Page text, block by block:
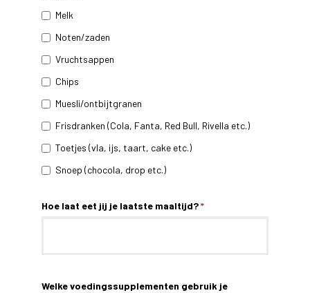
Melk
Noten/zaden
Vruchtsappen
Chips
Muesli/ontbijtgranen
Frisdranken (Cola, Fanta, Red Bull, Rivella etc.)
Toetjes (vla, ijs, taart, cake etc.)
Snoep (chocola, drop etc.)
Hoe laat eet jij je laatste maaltijd?*
Welke voedingssupplementen gebruik je